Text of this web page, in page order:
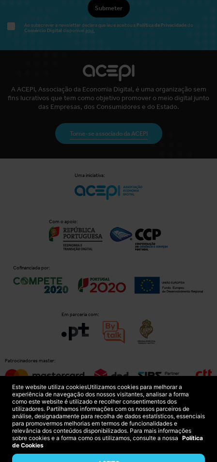
Submeter
Ao subscrever a newsletter declara que leu e aceitou a Política de Privacidadedo
Comércio Digital disponível aqui.
A ACEPI, Associação da Economia Digital, é uma organização sem
fins lucrativos que tem como objetivo promover o meio digital junto
das Empresas, dos Consumidores e do Estado.
Torne-se associado da ACEPI
Uma iniciativa:
Com o apoio:
Cofinanciada por:
Em parceria com:
Patrocinadores master:
Patrocinadores principais:
Este website utiliza cookiesUtilizamos cookies para melhorar a
experiência de navegação dos nossos visitantes, analisar a forma
como este website é utilizado e recolher consentimentos dos
utilizadores. Partilhamos informações com os nossos parceiros de
análise, designadamente para recolha de dados estatísticos, essenciais
para promovermos melhorias em termos de funcionalidades e
relevância dos conteúdos disponibilizados. Para mais informações
sobre cookies e a forma como os utilizamos, consulte a nossa Política
de Cookies